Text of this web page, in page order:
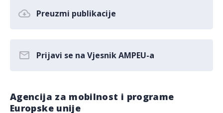
Preuzmi publikacije
Prijavi se na Vjesnik AMPEU-a
Agencija za mobilnost i programe
Europske unije